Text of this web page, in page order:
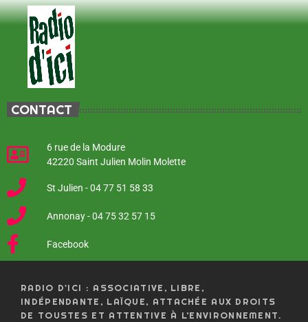
CONTACT
6 rue de la Modure
42220 Saint Julien Molin Molette
St Julien - 04 77 51 58 33
Annonay - 04 75 32 57 15
Facebook
RADIO D'ICI : ASSOCIATIVE, LIBRE,
INDÉPENDANTE, LAÏQUE, ATTACHÉE AUX DROITS
DE TOUSTES ET ATTENTIVE À L’ENVIRONNEMENT.